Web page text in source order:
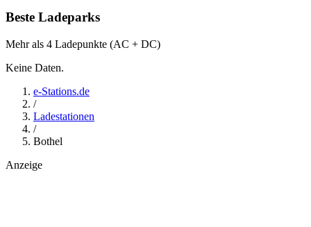
Beste Ladeparks
Mehr als 4 Ladepunkte (AC + DC)
Keine Daten.
e-Stations.de
/
Ladestationen
/
Bothel
Anzeige